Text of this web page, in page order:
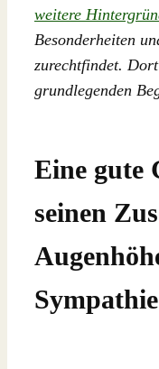
weitere
Besonderheiten
zurechtfindet.
grundlegenden
Eine gute
seinen